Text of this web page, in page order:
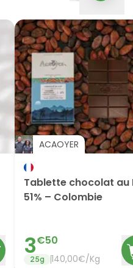
ACAOYER
Tablette chocolat au
51% – Colombie
3€50
25g 140,00€/Kg